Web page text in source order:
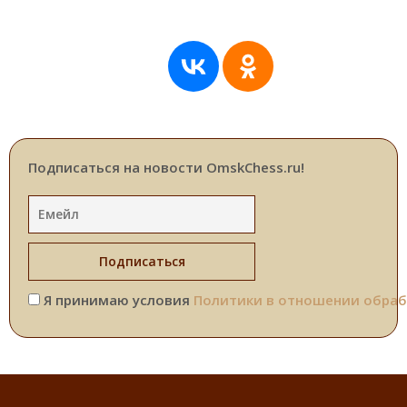
Подписаться на новости OmskChess.ru!
Я принимаю условия Политики в отношении